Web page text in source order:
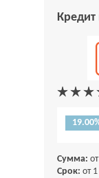
Сумма:
Срок: от